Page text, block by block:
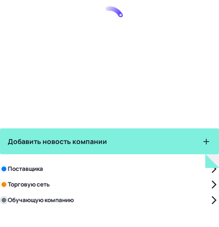
Добавить новость компании
Поставщика
Торговую сеть
Обучающую компанию